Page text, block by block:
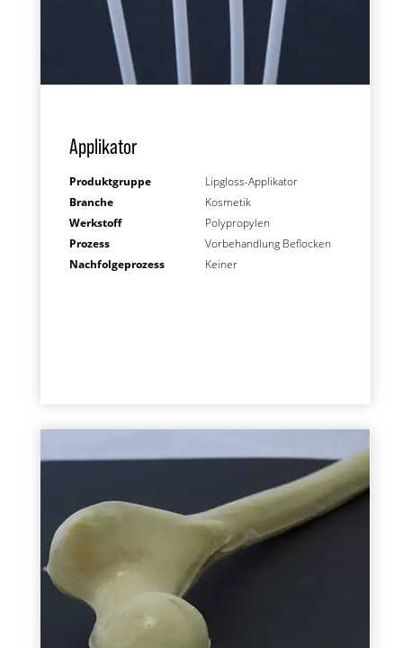
Applikator
Produktgruppe
Lipgloss-Applikator
Branche
Kosmetik
Werkstoff
Polypropylen
Prozess
Vorbehandlung Beflocken
Nachfolgeprozess
Keiner